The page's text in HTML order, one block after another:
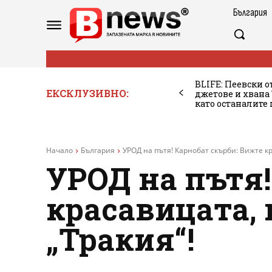
България
ЕКСКЛУЗИВНО:
BLIFE: Пеевски
джетове и
като
Начало България УРОД на пътя! Карнобат скърби: Вижте
УРОД на
„Тракия“!